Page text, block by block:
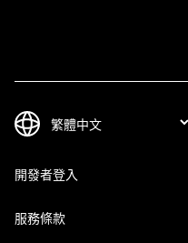
開發者登入
服務條款